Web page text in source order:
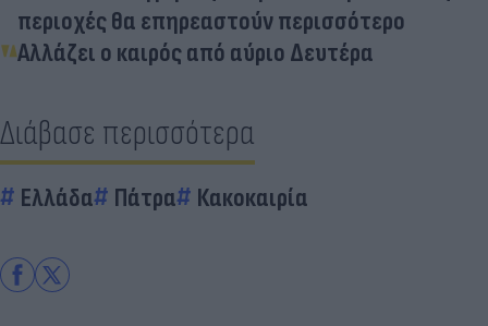
περιοχές θα επηρεαστούν περισσότερο
Αλλάζει ο καιρός από αύριο Δευτέρα
Διάβασε περισσότερα
Ελλάδα Πάτρα Κακοκαιρία